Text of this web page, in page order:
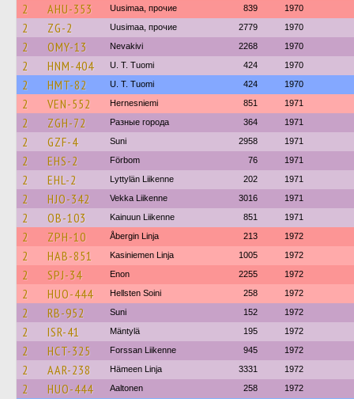
2 AHU-353 Uusimaa, прочие 839 1970
2 ZG-2 Uusimaa, прочие 2779 1970
2 OMY-13 Nevakivi 2268 1970
2 HNM-404 U. T. Tuomi 424 1970
2 HMT-82 U. T. Tuomi 424 1970
2 VEN-552 Hernesniemi 851 1971
2 ZGH-72 Разные города 364 1971
2 GZF-4 Suni 2958 1971
2 EHS-2 Förbom 76 1971
2 EHL-2 Lyttylän Liikenne 202 1971
2 HJO-342 Vekka Liikenne 3016 1971
2 OB-103 Kainuun Liikenne 851 1971
2 ZPH-10 Åbergin Linja 213 1972
2 HAB-851 Kasiniemen Linja 1005 1972
2 SPJ-34 Enon 2255 1972
2 HUO-444 Hellsten Soini 258 1972
2 RB-952 Suni 152 1972
2 ISR-41 Mäntylä 195 1972
2 HCT-325 Forssan Liikenne 945 1972
2 AAR-238 Hämeen Linja 3331 1972
2 HUO-444 Aaltonen 258 1972